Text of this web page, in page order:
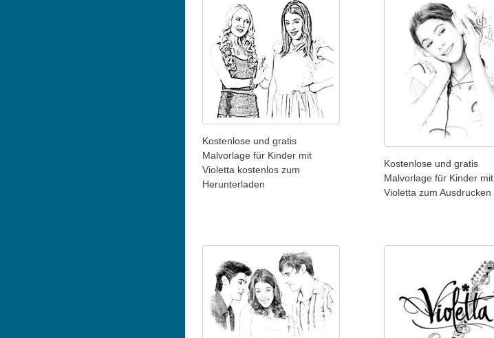
Kostenlose und gratis
Malvorlage für Kinder mit
Violetta kostenlos zum
Herunterladen
Kostenlose und gratis
Malvorlage für Kinder mit
Violetta zum Ausdrucken